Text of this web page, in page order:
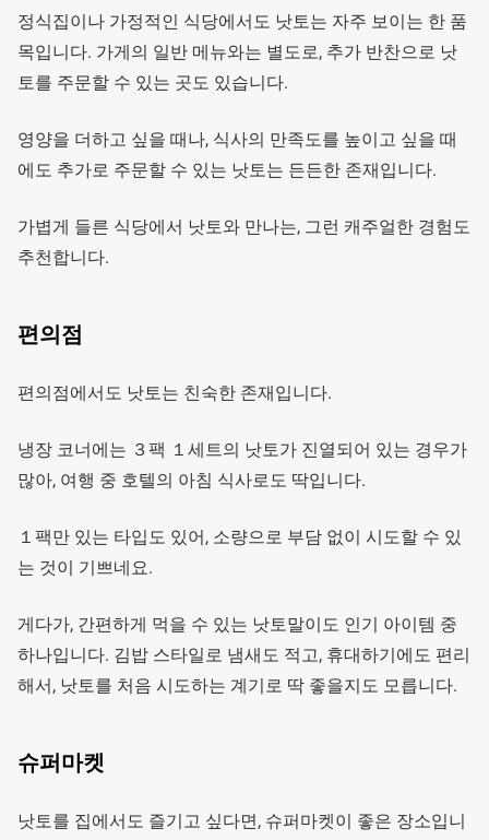
정식집이나 가정적인 식당에서도 낫토는 자주 보이는 한 품
목입니다. 가게의 일반 메뉴와는 별도로, 추가 반찬으로 낫
토를 주문할 수 있는 곳도 있습니다.
영양을 더하고 싶을 때나, 식사의 만족도를 높이고 싶을 때
에도 추가로 주문할 수 있는 낫토는 든든한 존재입니다.
가볍게 들른 식당에서 낫토와 만나는, 그런 캐주얼한 경험도
추천합니다.
편의점
편의점에서도 낫토는 친숙한 존재입니다.
냉장 코너에는 ３팩 １세트의 낫토가 진열되어 있는 경우가
많아, 여행 중 호텔의 아침 식사로도 딱입니다.
１팩만 있는 타입도 있어, 소량으로 부담 없이 시도할 수 있
는 것이 기쁘네요.
게다가, 간편하게 먹을 수 있는 낫토말이도 인기 아이템 중
하나입니다. 김밥 스타일로 냄새도 적고, 휴대하기에도 편리
해서, 낫토를 처음 시도하는 계기로 딱 좋을지도 모릅니다.
슈퍼마켓
낫토를 집에서도 즐기고 싶다면, 슈퍼마켓이 좋은 장소입니